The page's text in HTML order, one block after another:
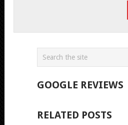
GOOGLE REVIEWS
RELATED POSTS